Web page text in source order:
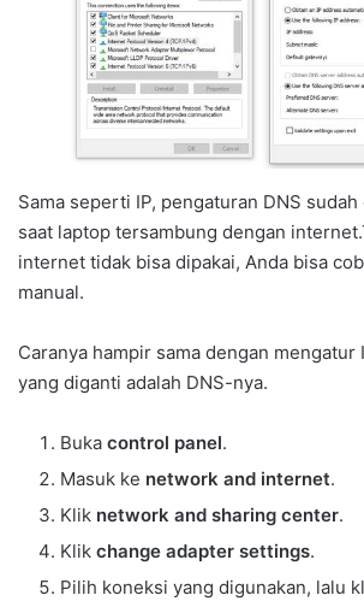
Sama seperti IP, pengaturan DNS
saat laptop tersambung dengan
internet tidak bisa dipakai, Anda bisa
manual.
Caranya hampir sama dengan mengatur
yang diganti adalah DNS-nya.
Buka control panel.
Masuk ke network and internet.
Klik network and sharing center.
Klik change adapter settings.
Pilih koneksi yang digunakan, lalu